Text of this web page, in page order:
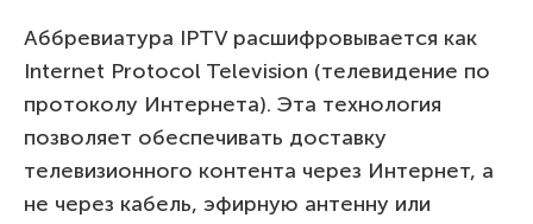
Аббревиатура IPTV расшифровывается как
Internet Protocol Television (телевидение по
протоколу Интернета). Эта технология
позволяет обеспечивать доставку
телевизионного контента через Интернет, а
не через кабель, эфирную антенну или